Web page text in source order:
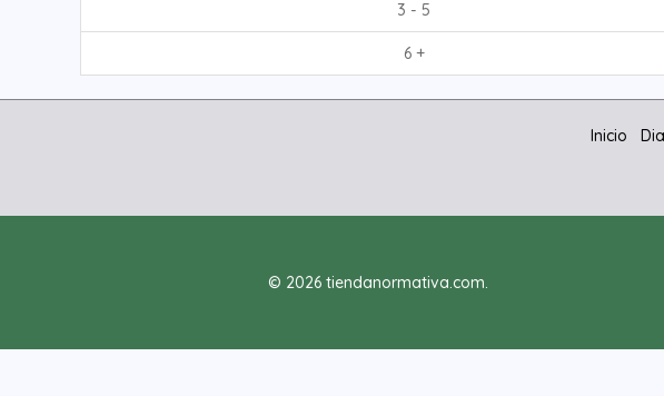
3 - 5
6 +
Inicio
© 2026 tiendanormativa.com.